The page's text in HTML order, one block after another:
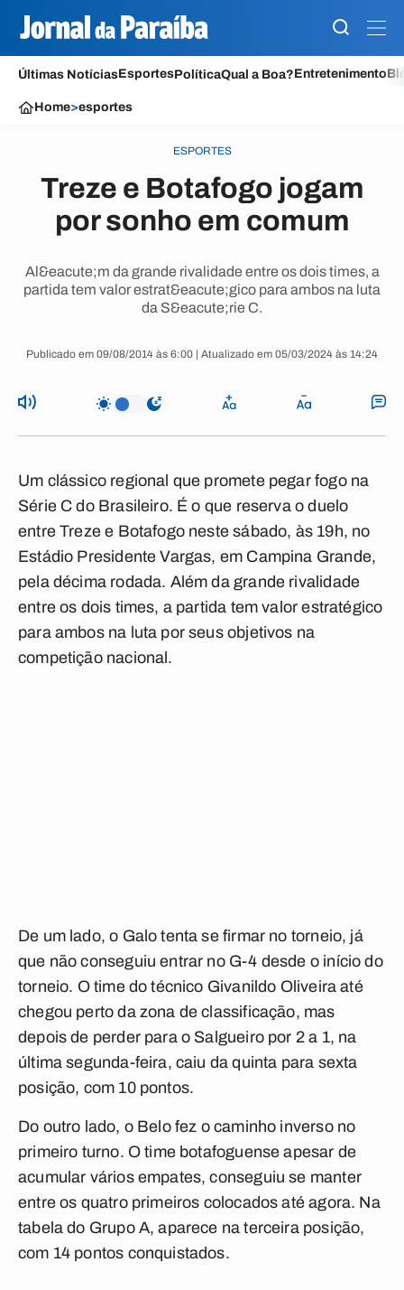
Últimas NotíciasEsportesPolíticaQual a Boa?Entretenimento
Home>esportes
ESPORTES
Treze e Botafogo jogam
por sonho em comum
Al&eacute;m da grande rivalidade entre os dois times, a
partida tem valor estrat&eacute;gico para ambos na luta
da S&eacute;rie C.
Publicado em 09/08/2014 às 6:00 | Atualizado em 05/03/2024 às 14:24
Um clássico regional que promete pegar fogo na
Série C do Brasileiro. É o que reserva o duelo
entre Treze e Botafogo neste sábado, às 19h, no
Estádio Presidente Vargas, em Campina Grande,
pela décima rodada. Além da grande rivalidade
entre os dois times, a partida tem valor estratégico
para ambos na luta por seus objetivos na
competição nacional.
De um lado, o Galo tenta se firmar no torneio, já
que não conseguiu entrar no G-4 desde o início do
torneio. O time do técnico Givanildo Oliveira até
chegou perto da zona de classificação, mas
depois de perder para o Salgueiro por 2 a 1, na
última segunda-feira, caiu da quinta para sexta
posição, com 10 pontos.
Do outro lado, o Belo fez o caminho inverso no
primeiro turno. O time botafoguense apesar de
acumular vários empates, conseguiu se manter
entre os quatro primeiros colocados até agora. Na
tabela do Grupo A, aparece na terceira posição,
com 14 pontos conquistados.